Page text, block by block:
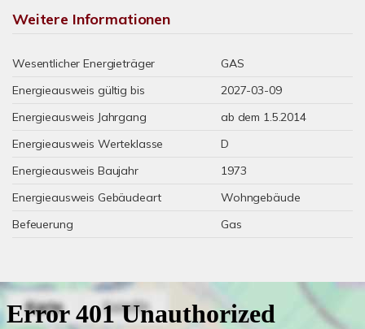
Weitere Informationen
Wesentlicher Energieträger
GAS
Energieausweis gültig bis
2027-03-09
Energieausweis Jahrgang
ab dem 1.5.2014
Energieausweis Werteklasse
D
Energieausweis Baujahr
1973
Energieausweis Gebäudeart
Wohngebäude
Befeuerung
Gas